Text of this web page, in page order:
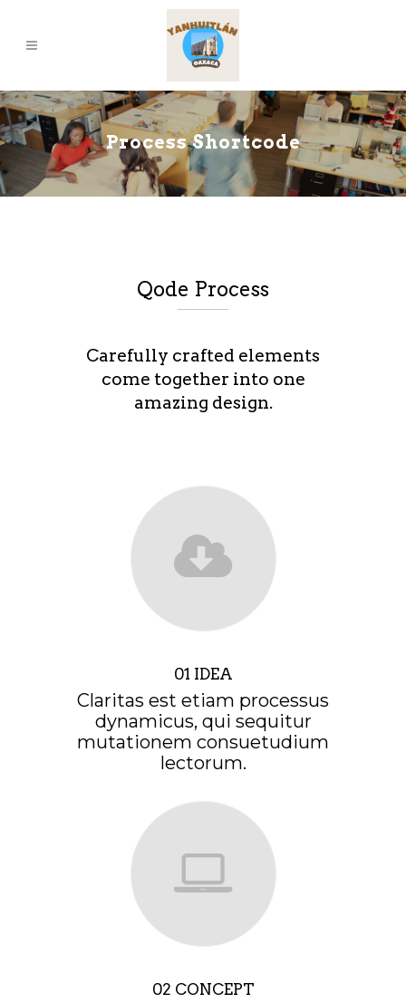
Process Shortcode
Qode Process
Carefully crafted elements
come together into one
amazing design.
01 IDEA
Claritas est etiam processus
dynamicus, qui sequitur
mutationem consuetudium
lectorum.
02 CONCEPT